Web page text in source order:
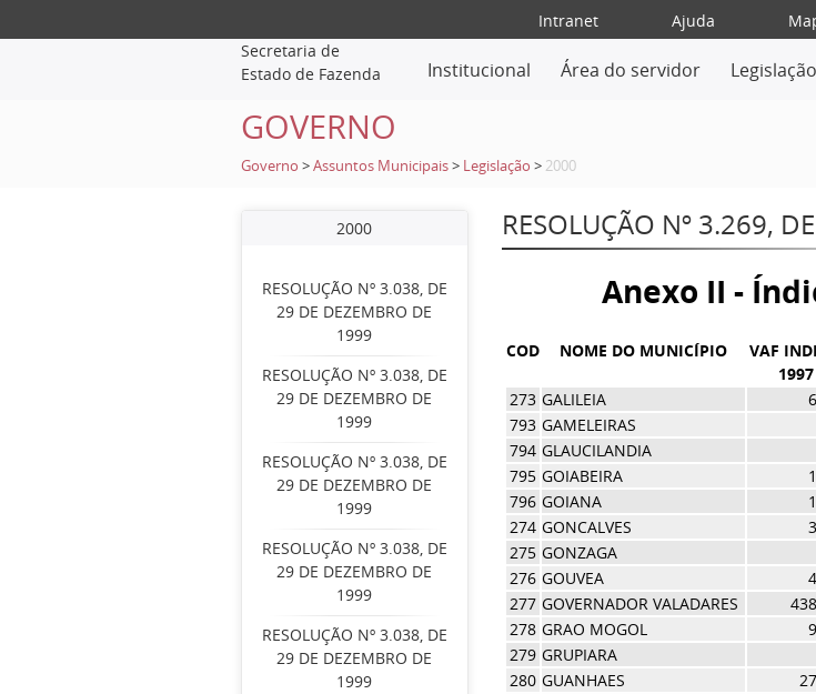
Intranet Ajuda
Secretaria de
Estado de Fazenda
Institucional Área do servidor Legislação
GOVERNO
Governo >Assuntos Municipais > Legislação > 2000
2000
RESOLUÇÃO Nº 3.038, DE
29 DE DEZEMBRO DE
1999
RESOLUÇÃO Nº 3.038, DE
29 DE DEZEMBRO DE
1999
RESOLUÇÃO Nº 3.038, DE
29 DE DEZEMBRO DE
1999
RESOLUÇÃO Nº 3.038, DE
29 DE DEZEMBRO DE
1999
RESOLUÇÃO Nº 3.038, DE
29 DE DEZEMBRO DE
1999
RESOLUÇÃO Nº 3.269,
Anexo II -
COD NOME DO MUNICÍPIO
VAF
273 GALILEIA
793 GAMELEIRAS
794 GLAUCILANDIA
795 GOIABEIRA
796 GOIANA
274 GONCALVES
275 GONZAGA
276 GOUVEA
277 GOVERNADOR VALADARES
278 GRAO MOGOL
279 GRUPIARA
280 GUANHAES